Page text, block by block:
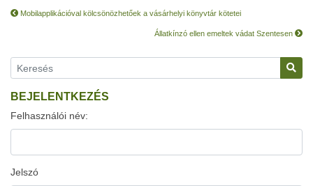
Mobilapplikációval kölcsönözhetőek a vásárhelyi könyvtár kötetei
Állatkínzó ellen emeltek vádat Szentesen
BEJELENTKEZÉS
Felhasználói név:
Jelszó